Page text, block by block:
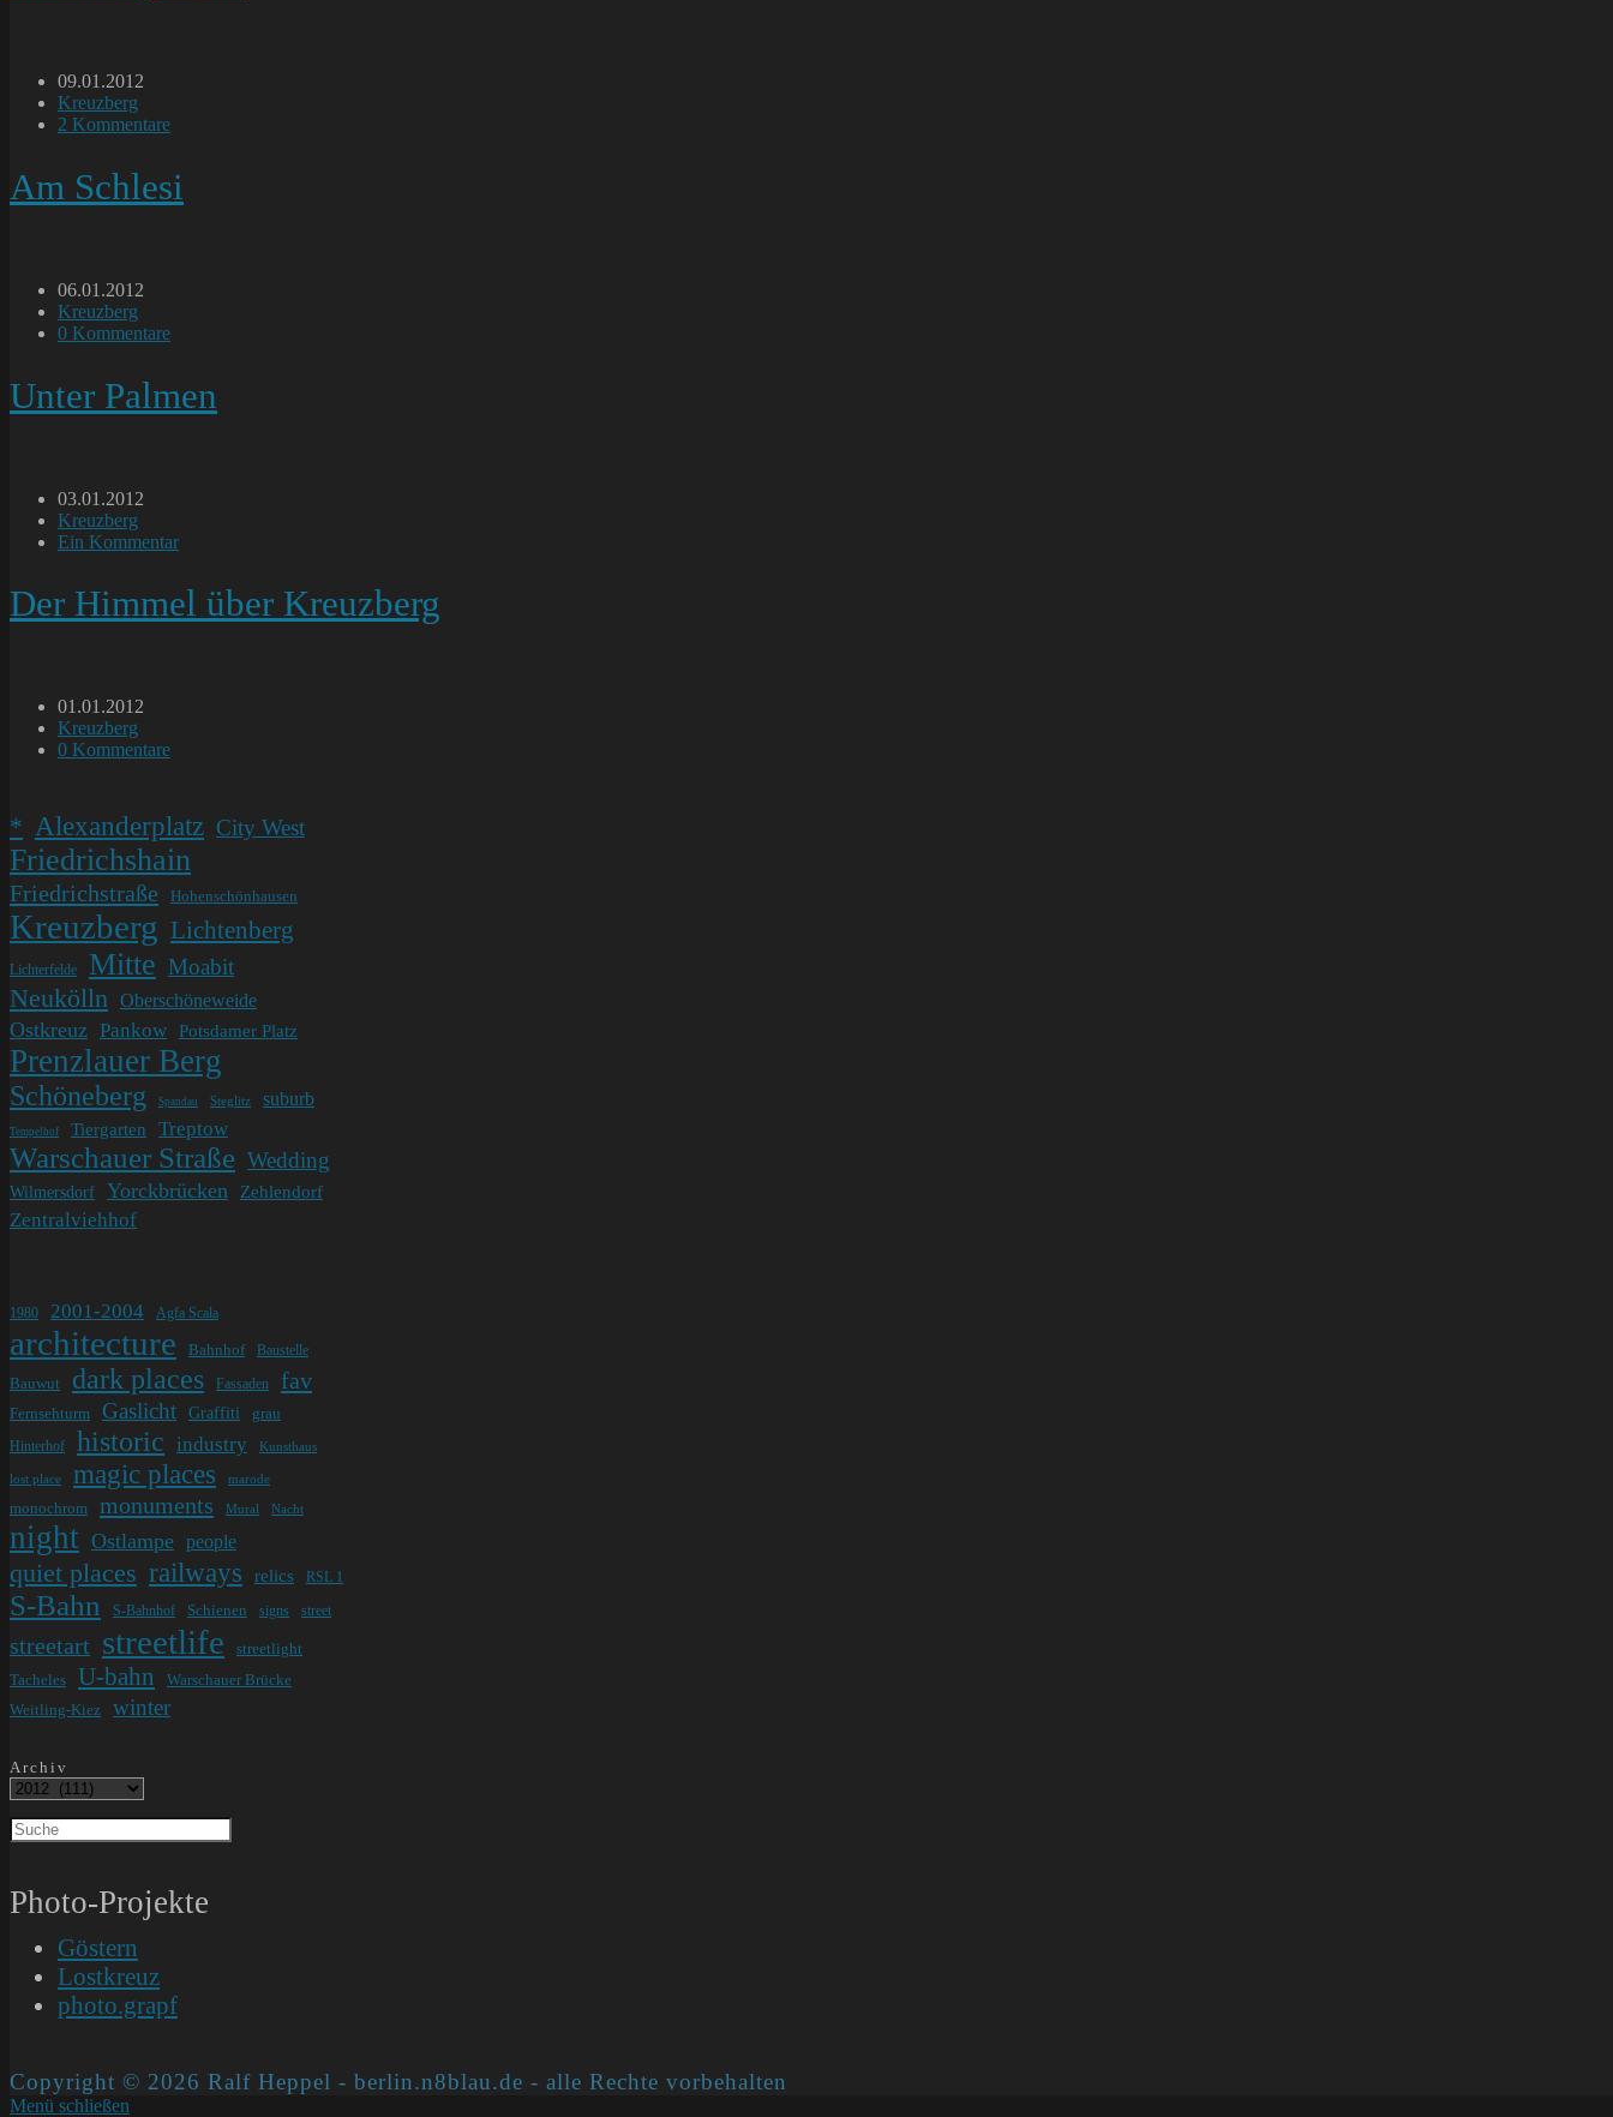
Beitrag
veröffentlicht:
09.01.2012
Beitrags-
Kategorie:
Kreuzberg
Beitrags-
2 Kommentare
Am Schlesi
Beitrag
veröffentlicht:
06.01.2012
Beitrags-
Kategorie:
Kreuzberg
Beitrags-
0 Kommentare
Unter Palmen
Beitrag
veröffentlicht:
03.01.2012
Beitrags-
Kategorie:
Kreuzberg
Beitrags-
Ein Kommentar
Der Himmel über Kreuzberg
Beitrag
veröffentlicht:
01.01.2012
Beitrags-
Kategorie:
Kreuzberg
Beitrags-
0 Kommentare
* Alexanderplatz City West
Friedrichshain
Friedrichstraße Hohenschönhausen
Kreuzberg Lichtenberg
Lichterfelde Mitte Moabit
Neukölln Oberschöneweide
Ostkreuz Pankow Potsdamer Platz
Prenzlauer Berg
Schöneberg Spandau Steglitz suburb
Tempelhof Tiergarten Treptow
Warschauer Straße Wedding
Wilmersdorf Yorckbrücken Zehlendorf
Zentralviehhof
1980 2001-2004 Agfa Scala
architecture Bahnhof Baustelle
Bauwut dark places Fassaden fav
Fernsehturm Gaslicht Graffiti grau
Hinterhof historic industry Kunsthaus
lost place magic places marode
monochrom monuments Mural Nacht
night Ostlampe people
quiet places railways relics RSL 1
S-Bahn S-Bahnhof Schienen signs street
streetart streetlife streetlight
Tacheles U-bahn
Warschauer Brücke
Weitling-Kiez
winter
Archiv
Photo-Projekte
Göstern
Lostkreuz
photo.grapf
Copyright © 2026 Ralf Heppel - berlin.n8blau.de - alle Rechte vorbehalten
Menü schließen